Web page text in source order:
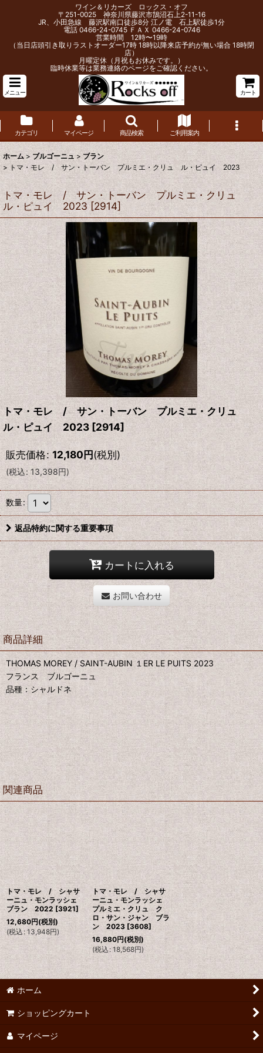
ワイン＆リカーズ ロックス・オフ
〒251-0025 神奈川県藤沢市鵠沼石上2-11-16
JR、小田急線 藤沢駅南口徒歩8分 江ノ電 石上駅徒歩1分
電話 0466-24-0745 ＦＡＸ 0466-24-0746
営業時間 12時〜19時
（当日店頭引き取りラストオーダー17時 18時以降来店予約が無い場合 18時閉
店）
月曜定休（月祝もお休みです。）
臨時休業等は業務連絡のページをご確認ください。
メニュー カート
カテゴリ マイページ 商品検索 ご利用案内
ホーム > ブルゴーニュ > ブラン
> トマ・モレ / サン・トーバン プルミエ・クリュ ル・ピュイ 2023
トマ・モレ / サン・トーバン プルミエ・クリュ
ル・ピュイ 2023 [2914]
トマ・モレ / サン・トーバン プルミエ・クリュ
ル・ピュイ 2023 [2914]
販売価格: 12,180円(税別)
(税込: 13,398円)
数量:
返品特約に関する重要事項
カートに入れる
お問い合わせ
商品詳細
THOMAS MOREY / SAINT-AUBIN １ER LE PUITS 2023
フランス ブルゴーニュ
品種：シャルドネ
関連商品
トマ・モレ / シャサ
ーニュ・モンラッシェ
ブラン 2022 [3921]
12,680円(税別)
(税込 : 13,948円)
トマ・モレ / シャサ
ーニュ・モンラッシェ
プルミエ・クリュ ク
ロ・サン・ジャン ブラ
ン 2023 [3608]
16,880円(税別)
(税込: 18,568円)
ホーム
ショッピングカート
マイページ